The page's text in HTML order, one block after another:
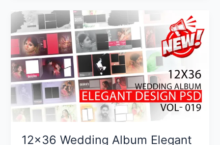
DM
psd
2026
Vol
023
12×36 Wedding Album Elegant